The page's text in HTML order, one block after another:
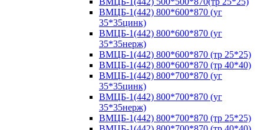
ВМЦБ-1(442) 800*600*870 (уг
35*35цинк)
ВМЦБ-1(442) 800*600*870 (уг
35*35нерж)
ВМЦБ-1(442) 800*600*870 (тр 25*25)
ВМЦБ-1(442) 800*600*870 (тр 40*40)
ВМЦБ-1(442) 800*700*870 (уг
35*35цинк)
ВМЦБ-1(442) 800*700*870 (уг
35*35нерж)
ВМЦБ-1(442) 800*700*870 (тр 25*25)